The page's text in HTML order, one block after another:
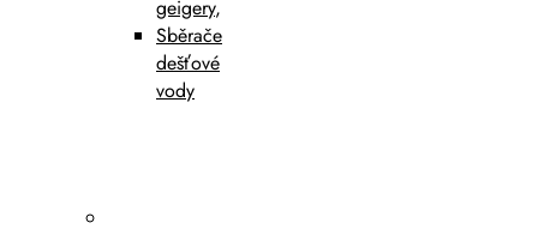
geigery,
Sběrače
dešťové
vody